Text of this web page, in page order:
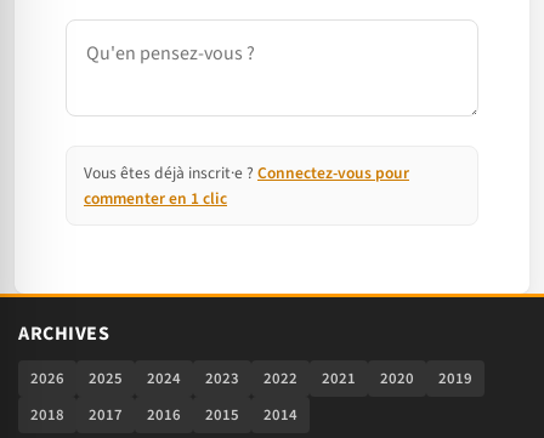
Commentaire
Vous êtes déjà inscrit·e ? Connectez-vous pour
commenter en 1 clic
ARCHIVES
2026 2025 2024 2023 2022 2021 2020
2019
2018
2017 2016 2015 2014